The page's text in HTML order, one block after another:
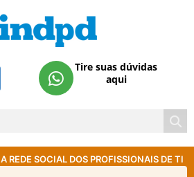
Tire suas dúvidas
aqui
A REDE SOCIAL DOS PROFISSIONAIS DE TI